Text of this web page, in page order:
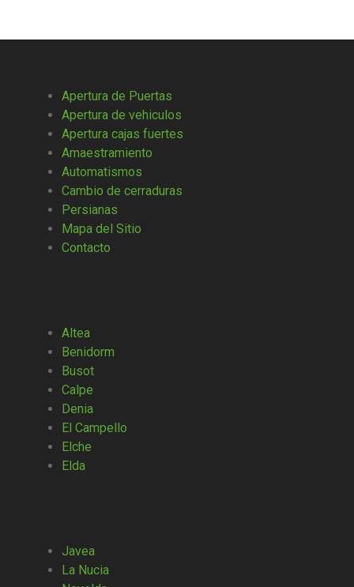
Apertura de Puertas
Apertura de vehiculos
Apertura cajas fuertes
Amaestramiento
Automatismos
Cambio de cerraduras
Persianas
Mapa del Sitio
Contacto
Altea
Benidorm
Busot
Calpe
Denia
El Campello
Elche
Elda
Javea
La Nucia